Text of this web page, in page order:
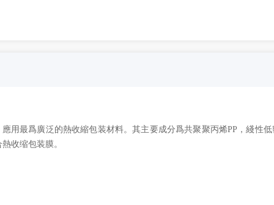
用最爲廣泛的熱收縮包装材料。其主要成分爲共聚聚丙烯PP，綫性低
收缩包装膜。